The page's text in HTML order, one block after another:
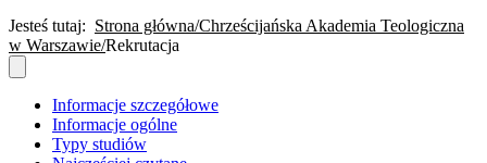
Jesteś tutaj: Strona główna Chrześcijańska Akademia Teologiczna
w Warszawie Rekrutacja
Informacje szczegółowe
Informacje ogólne
Typy studiów